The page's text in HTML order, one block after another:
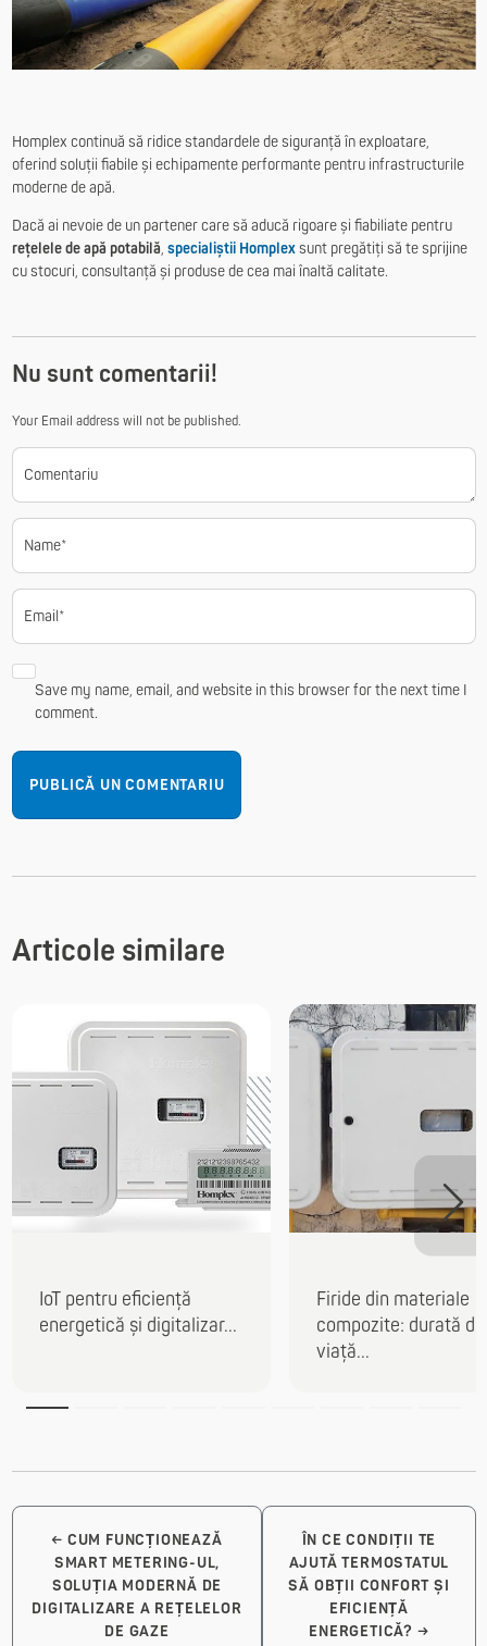
Homplex continuă să ridice standardele de siguranță în exploatare,
oferind soluții fiabile și echipamente performante pentru infrastructurile
moderne de apă.
Dacă ai nevoie de un partener care să aducă rigoare și fiabiliate pentru
rețelele de apă potabilă, specialiștii Homplexsunt pregătiți să te sprijine
cu stocuri, consultanță și produse de cea mai înaltă calitate.
Nu sunt comentarii!
Your Email address will not be published.
Comentariu
Name*
Email*
Save my name, email, and website in this browser for the next time I
comment.
Articole similare
IoT pentru eficiență
energetică și digitalizar...
Firide din materiale
compozite: durată de
viață...
← CUM FUNCȚIONEAZĂ
SMART METERING-UL,
SOLUȚIA MODERNĂ DE
DIGITALIZARE A REȚELELOR
DE GAZE
ÎN CE CONDIȚII TE
AJUTĂ TERMOSTATUL
SĂ OBȚII CONFORT ȘI
EFICIENȚĂ
ENERGETICĂ? →